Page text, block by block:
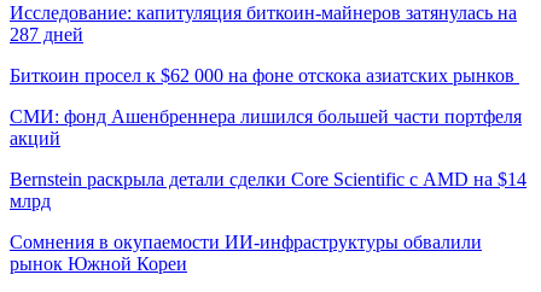
Исследование: капитуляция биткоин-майнеров затянулась на
287 дней
Биткоин просел к $62 000 на фоне отскока азиатских рынков
СМИ: фонд Ашенбреннера лишился большей части портфеля
акций
Bernstein раскрыла детали сделки Core Scientific с AMD на $14
млрд
Сомнения в окупаемости ИИ-инфраструктуры обвалили
рынок Южной Кореи